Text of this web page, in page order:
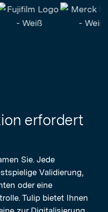
erfordert
Sie. Jede
Validierung,
oder eine
Tulip bietet Ihnen